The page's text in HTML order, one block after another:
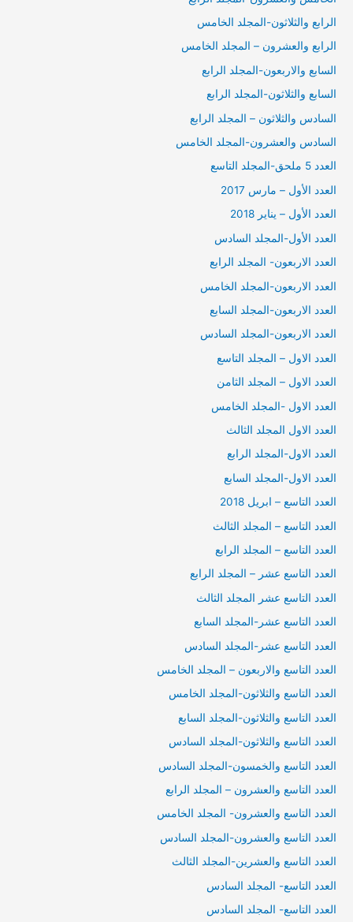
الرابع والثلاثون-المجلد الخامس
الرابع والعشرون – المجلد الخامس
السابع والاربعون-المجلد الرابع
السابع والثلاثون-المجلد الرابع
السادس والثلاثون – المجلد الرابع
السادس والعشرون-المجلد الخامس
العدد 5 ملحق-المجلد التاسع
العدد الأول – مارس 2017
العدد الأول – يناير 2018
العدد الأول-المجلد السادس
العدد الاربعون- المجلد الرابع
العدد الاربعون-المجلد الخامس
العدد الاربعون-المجلد السابع
العدد الاربعون-المجلد السادس
العدد الاول – المجلد التاسع
العدد الاول – المجلد الثامن
العدد الاول -المجلد الخامس
العدد الاول المجلد الثالث
العدد الاول-المجلد الرابع
العدد الاول-المجلد السابع
العدد التاسع – ابريل 2018
العدد التاسع – المجلد الثالث
العدد التاسع – المجلد الرابع
العدد التاسع عشر – المجلد الرابع
العدد التاسع عشر المجلد الثالث
العدد التاسع عشر-المجلد السابع
العدد التاسع عشر-المجلد السادس
العدد التاسع والاربعون – المجلد الخامس
العدد التاسع والثلاثون-المجلد الخامس
العدد التاسع والثلاثون-المجلد السابع
العدد التاسع والثلاثون-المجلد السادس
العدد التاسع والخمسون-المجلد السادس
العدد التاسع والعشرون – المجلد الرابع
العدد التاسع والعشرون- المجلد الخامس
العدد التاسع والعشرون-المجلد السادس
العدد التاسع والعشرين-المجلد الثالث
العدد التاسع- المجلد السادس
العدد التاسع- المجلد السادس